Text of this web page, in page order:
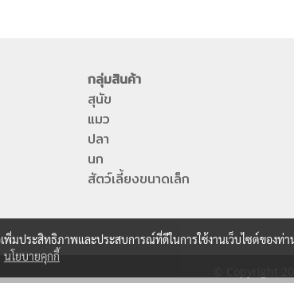
กลุ่มสินค้า
สุนัข
แมว
ปลา
นก
สัตว์เลี้ยงขนาดเล็ก
พิ่มประสิทธิภาพและประสบการณ์ที่ดีในการใช้งานเว็บไซต์ของท่
นโยบายคุกกี้